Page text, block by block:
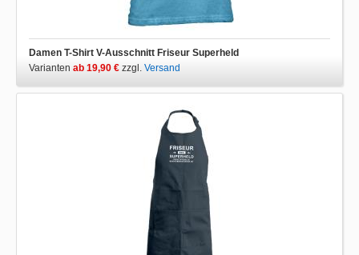
Damen T-Shirt V-Ausschnitt Friseur Superheld
Varianten ab 19,90 € zzgl. Versand